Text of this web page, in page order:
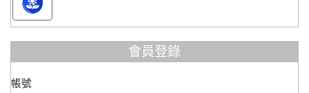
會員登錄
帳號